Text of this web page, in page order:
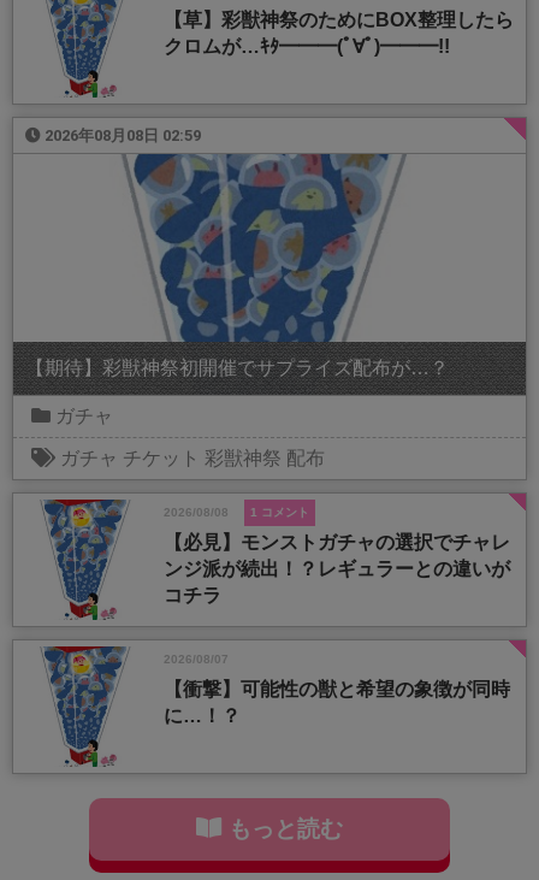
【草】彩獣神祭のためにBOX整理したら
クロムが…ｷﾀ━━━(ﾟ∀ﾟ)━━━!!
2026年08月08日 02:59
【期待】彩獣神祭初開催でサプライズ配布が…？
ガチャ
ガチャ チケット 彩獣神祭 配布
2026/08/08 1 コメント
【必見】モンストガチャの選択でチャレ
ンジ派が続出！？レギュラーとの違いが
コチラ
2026/08/07
【衝撃】可能性の獣と希望の象徴が同時
に…！？
もっと読む